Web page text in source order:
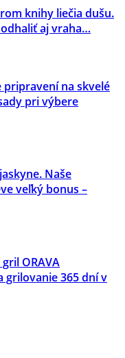
knihy liečia dušu.
aj vraha…
pripravení na skvelé
pri výbere
Naše
veľký bonus –
ORAVA
grilovanie 365 dní v